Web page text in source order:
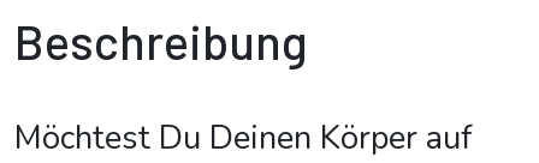
Beschreibung
Möchtest Du Deinen Körper auf